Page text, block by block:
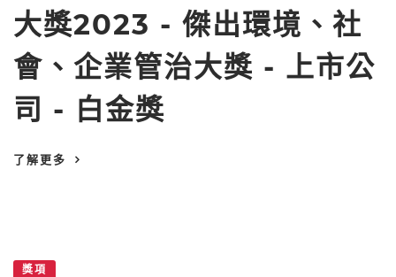
大獎2023 - 傑出環境、社
會、企業管治大獎 - 上市公
司 - 白金獎
了解更多
獎項